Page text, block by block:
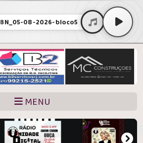
BN_05-08-2026-bloco5
MENU